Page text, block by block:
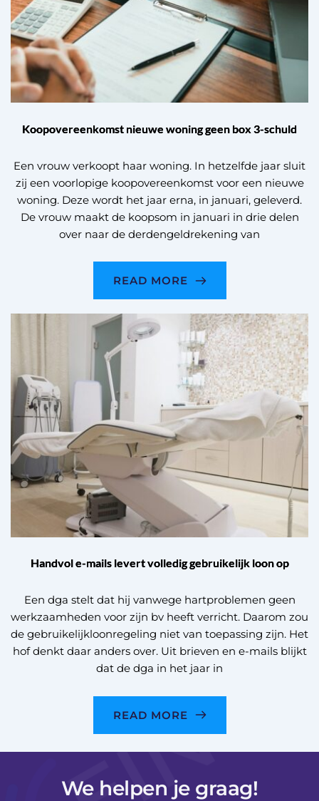
Koopovereenkomst nieuwe woning geen box 3-schuld
Een vrouw verkoopt haar woning. In hetzelfde jaar sluit
zij een voorlopige koopovereenkomst voor een nieuwe
woning. Deze wordt het jaar erna, in januari, geleverd.
De vrouw maakt de koopsom in januari in drie delen
over naar de derdengeldrekening van
READ MORE
Handvol e-mails levert volledig gebruikelijk loon op
Een dga stelt dat hij vanwege hartproblemen geen
werkzaamheden voor zijn bv heeft verricht. Daarom zou
de gebruikelijkloonregeling niet van toepassing zijn. Het
hof denkt daar anders over. Uit brieven en e-mails blijkt
dat de dga in het jaar in
READ MORE
We helpen je graag!